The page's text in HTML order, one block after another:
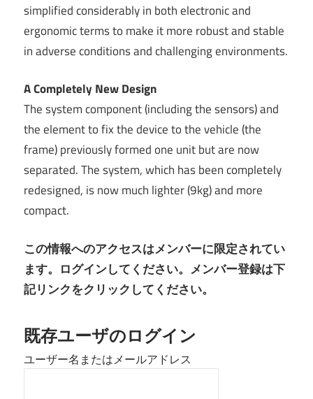
simplified considerably in both electronic and
ergonomic terms to make it more robust and stable
in adverse conditions and challenging environments.
A Completely New Design
The system component (including the sensors) and
the element to fix the device to the vehicle (the
frame) previously formed one unit but are now
separated. The system, which has been completely
redesigned, is now much lighter (9kg) and more
compact.
この情報へのアクセスはメンバーに限定されてい
ます。ログインしてください。メンバー登録は下
記リンクをクリックしてください。
既存ユーザのログイン
ユーザー名またはメールアドレス